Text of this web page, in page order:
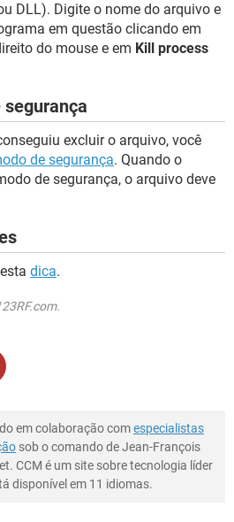
DLL). Digite o nome do arquivo e
em questão clicando em
do mouse e em Kill process
segurança
excluir o arquivo, você
de segurança. Quando o
de segurança, o arquivo deve
dica.
em colaboração comespecialistas
sob o comando de Jean-François
CCM é um site sobre tecnologia líder
disponível em 11 idiomas.